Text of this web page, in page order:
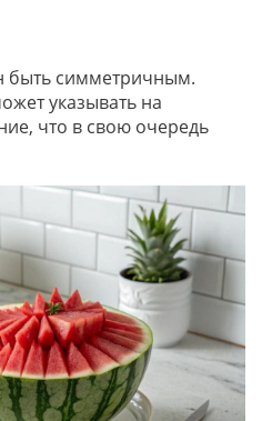
быть симметричным.
указывать на
что в свою очередь